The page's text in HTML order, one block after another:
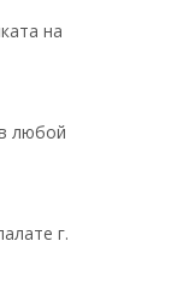
на
любой
г.